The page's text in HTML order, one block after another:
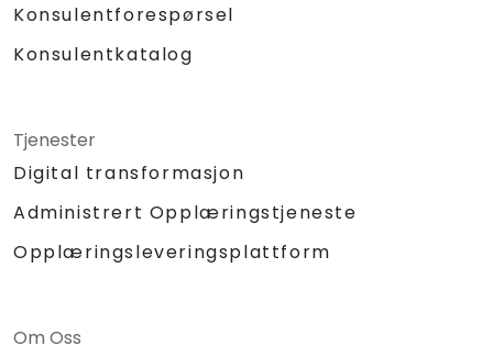
Konsulentforespørsel
Konsulentkatalog
Tjenester
Digital transformasjon
Administrert Opplæringstjeneste
Opplæringsleveringsplattform
Om Oss